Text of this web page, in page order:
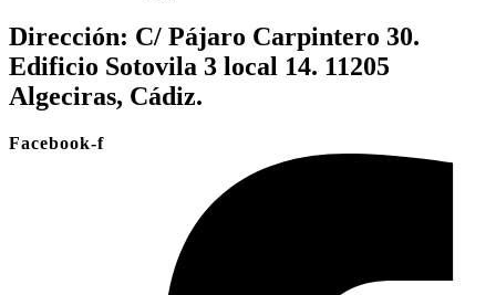
Dirección: C/ Pájaro Carpintero 30.
Edificio Sotovila 3 local 14. 11205
Algeciras, Cádiz.
Facebook-f